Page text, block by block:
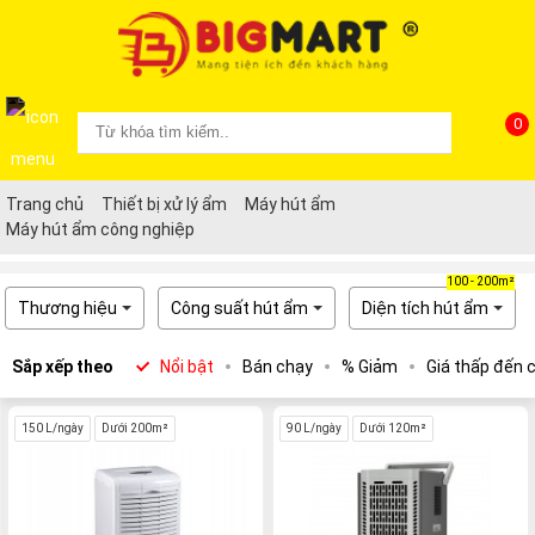
0
Trang chủ Thiết bị xử lý ẩm
Máy hút ẩm
Máy hút ẩm công nghiệp
Thương hiệu Công suất hút ẩm
100 - 200m²
Diện tích hút ẩm
Sắp xếp theo Nổi bật Bán chạy % Giảm Giá thấp đến
150 L/ngày Dưới 200m² 90 L/ngày Dưới 120m²